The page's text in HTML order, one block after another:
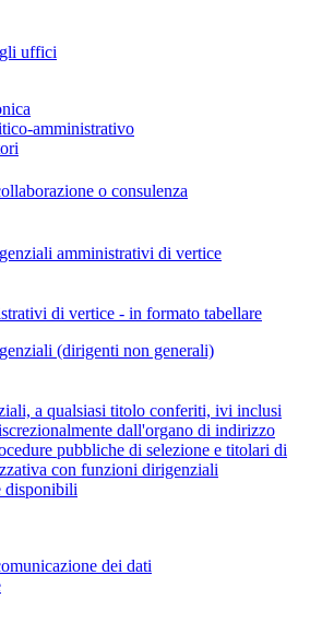
uffici
amministrativo
o consulenza
amministrativi di vertice
di vertice - in formato tabellare
(dirigenti non generali)
a qualsiasi titolo conferiti, ivi inclusi
dall'organo di indirizzo
pubbliche di selezione e titolari di
con funzioni dirigenziali
disponibili
dei dati